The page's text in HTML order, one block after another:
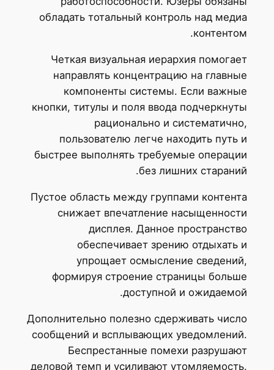
обладать тотальный контроль над медиа
контентом.
Четкая визуальная иерархия помогает
направлять концентрацию на главные
компоненты системы. Если важные
кнопки, титулы и поля ввода подчеркнуты
рационально и систематично,
пользователю легче находить путь и
быстрее выполнять требуемые операции
без лишних стараний.
Пустое область между группами контента
снижает впечатление насыщенности
дисплея. Данное пространство
обеспечивает зрению отдыхать и
упрощает осмысление сведений,
формируя строение страницы больше
доступной и ожидаемой.
Дополнительно полезно сдерживать число
сообщений и всплывающих уведомлений.
Беспрестанные помехи разрушают
деловой темп и усиливают утомляемость.